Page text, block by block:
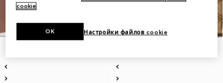
cookie.
Настройки файлов cookie
OK